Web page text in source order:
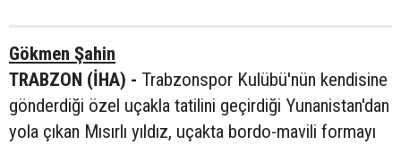
Gökmen Şahin
TRABZON (İHA) - Trabzonspor Kulübü'nün kendisine
gönderdiği özel uçakla tatilini geçirdiği Yunanistan'dan
yola çıkan Mısırlı yıldız, uçakta bordo-mavili formayı